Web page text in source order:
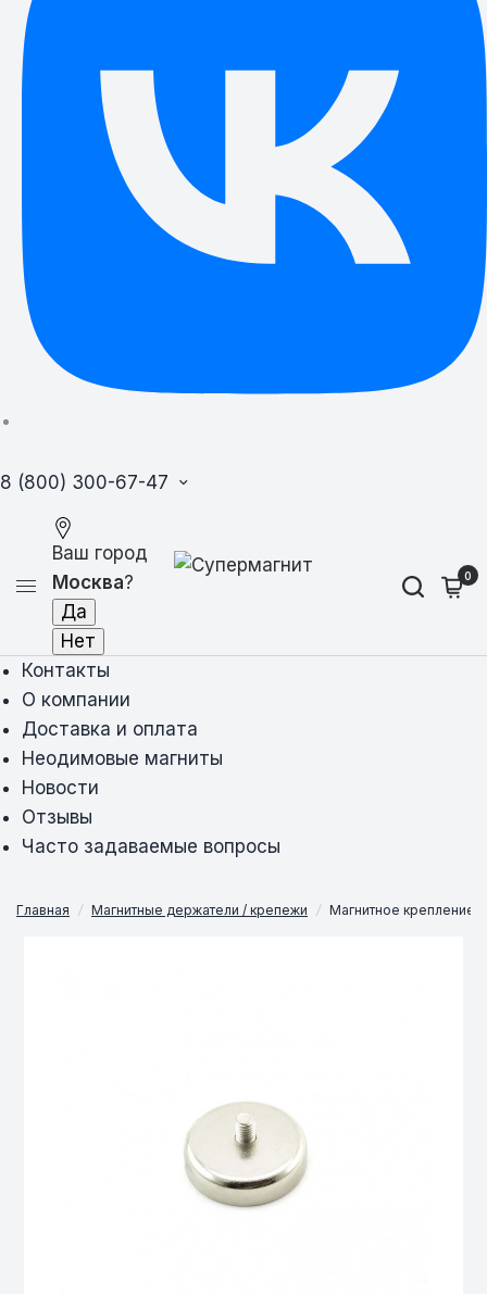
8 (800) 300-67-47
Ваш город
Москва? 0
Контакты
О компании
Доставка и оплата
Неодимовые магниты
Новости
Отзывы
Часто задаваемые вопросы
Главная / Магнитные держатели / крепежи / Магнитное крепление